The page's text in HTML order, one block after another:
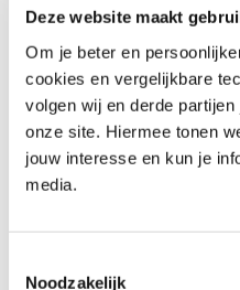
Deze website maakt
Om je beter en
cookies en vergelijkbare
volgen wij en derde
onze site. Hiermee tonen
jouw interesse en kun je
media.
Noodzakelijk
Foundation-examen.
De ITIL®4 Foundation-
biedt om de levering van
organisatie aanzienlijk te
onze trainers voegt een
theoretische concepten en
en best practices. Deze
ITIL®4 onder de knie te